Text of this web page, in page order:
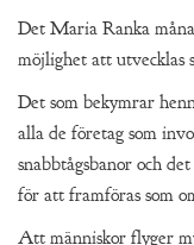
Det Maria Ranka
möjlighet att utvecklas
Det som bekymrar
alla de företag som
snabbtågsbanor och
för att framföras som
Att människor flyger